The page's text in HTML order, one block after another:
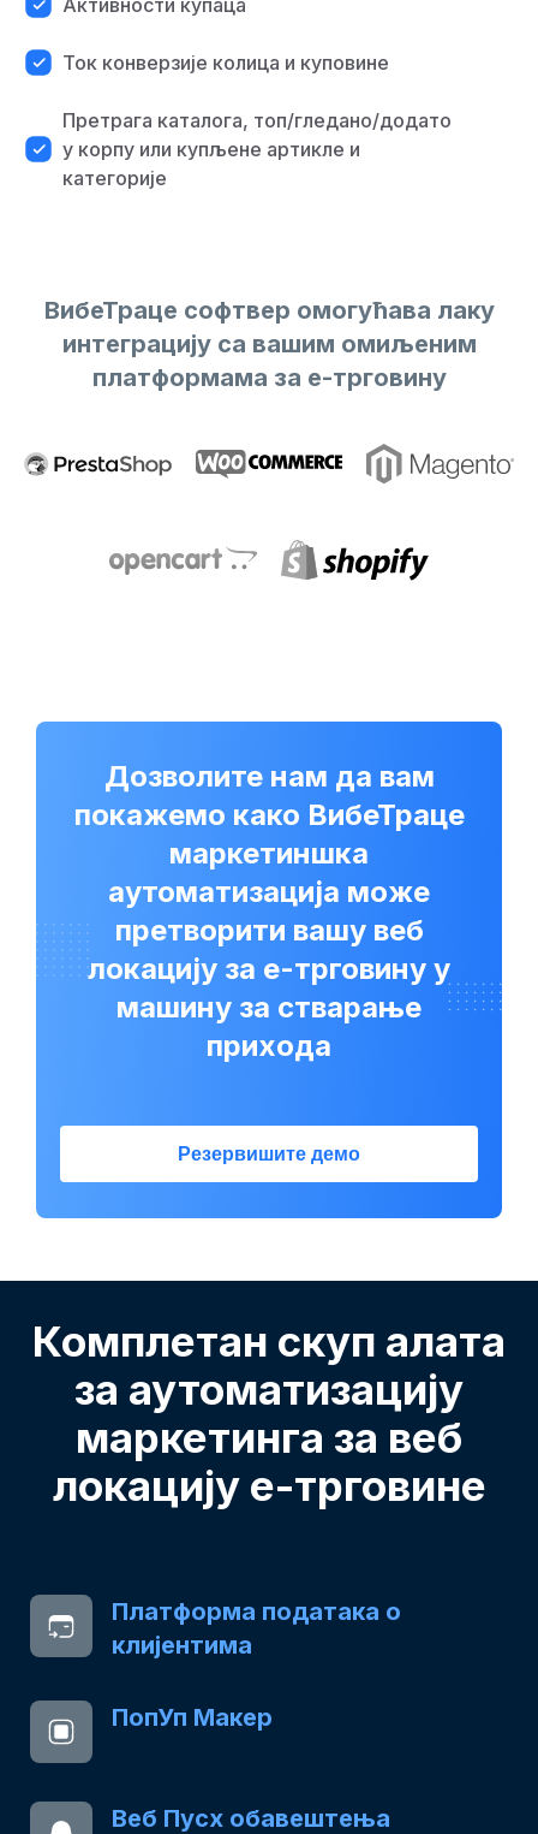
Активности купаца
Ток конверзије колица и куповине
Претрага каталога, топ/гледано/додато
у корпу или купљене артикле и
категорије
ВибеТраце софтвер омогућава лаку
интеграцију са вашим омиљеним
платформама за е-трговину
Дозволите нам да вам
покажемо како ВибеТраце
маркетиншка
аутоматизација може
претворити вашу веб
локацију за е-трговину у
машину за стварање
прихода
Резервишите демо
Комплетан скуп алата
за аутоматизацију
маркетинга за веб
локацију е-трговине
Платформа података о
клијентима
ПопУп Макер
Веб Пусх обавештења